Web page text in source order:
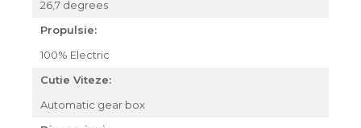
26,7 degrees
Propulsie:
100% Electric
Cutie Viteze:
Automatic gear box